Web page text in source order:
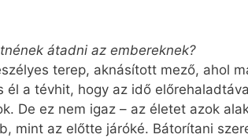
átadni az embereknek?
terep, aknásított mező, ahol
a tévhit, hogy az idő
De ez nem igaz – az életet azok
mint az előtte járóké. Bátorítani